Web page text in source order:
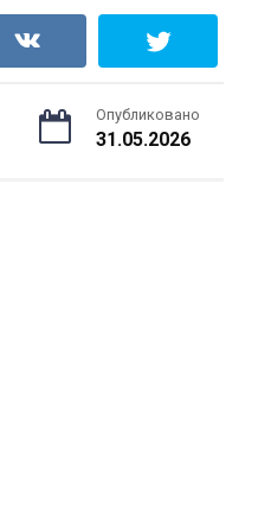
Опубликовано
31.05.2026